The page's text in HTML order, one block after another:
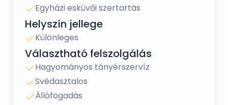
Tágas, ingyenesen használható 100 szgk. részére
alkalmas parkolóval rendelkezünk.
Helyszínünkön bonyolítunk:
- esküvőket
- családi eseményeket
Egyházi esküvői szertartás
Helyszín jellege
Különleges
Választható felszolgálás
Hagyományos tányérszervíz
Svédasztalos
Állófogadás